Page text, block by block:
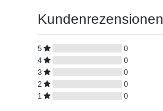
Kundenrezensionen
5
0
4
0
3
0
2
0
1
0